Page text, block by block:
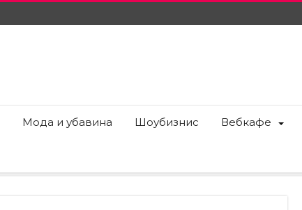
Мода и убавина Шоубизнис Вебкафе